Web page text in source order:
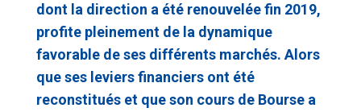
dont la direction a été renouvelée fin 2019,
profite pleinement de la dynamique
favorable de ses différents marchés. Alors
que ses leviers financiers ont été
reconstitués et que son cours de Bourse a